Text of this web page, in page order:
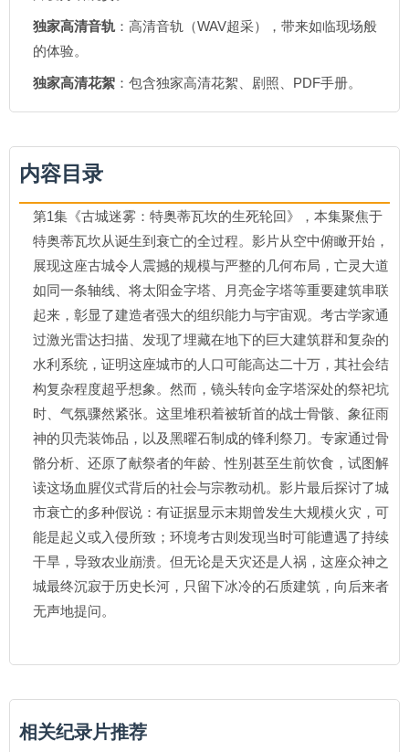
独家高清音轨 ：高清音轨（WAV超采），带来如临现场般
的体验。
独家高清花絮 ：包含独家高清花絮、剧照、PDF手册。
内容目录
第1集《古城迷雾：特奥蒂瓦坎的生死轮回》，本集聚焦于
特奥蒂瓦坎从诞生到衰亡的全过程。影片从空中俯瞰开始，
展现这座古城令人震撼的规模与严整的几何布局，亡灵大道
如同一条轴线、将太阳金字塔、月亮金字塔等重要建筑串联
起来，彰显了建造者强大的组织能力与宇宙观。考古学家通
过激光雷达扫描、发现了埋藏在地下的巨大建筑群和复杂的
水利系统，证明这座城市的人口可能高达二十万，其社会结
构复杂程度超乎想象。然而，镜头转向金字塔深处的祭祀坑
时、气氛骤然紧张。这里堆积着被斩首的战士骨骸、象征雨
神的贝壳装饰品，以及黑曜石制成的锋利祭刀。专家通过骨
骼分析、还原了献祭者的年龄、性别甚至生前饮食，试图解
读这场血腥仪式背后的社会与宗教动机。影片最后探讨了城
市衰亡的多种假说：有证据显示末期曾发生大规模火灾，可
能是起义或入侵所致；环境考古则发现当时可能遭遇了持续
干旱，导致农业崩溃。但无论是天灾还是人祸，这座众神之
城最终沉寂于历史长河，只留下冰冷的石质建筑，向后来者
无声地提问。
相关纪录片推荐